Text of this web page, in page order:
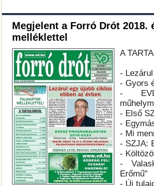
Megjelent a Forró Drót 2018.
melléklettel
A
-
- Gyors
-
- Első
-
- Mi
- SZJA:
-
-
Erőmű"
- Új